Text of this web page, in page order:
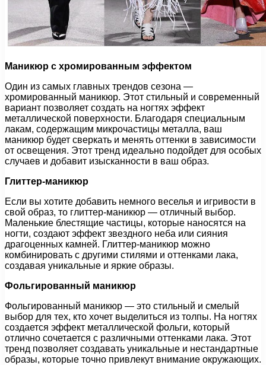
Маникюр с хромированным эффектом
Один из самых главных трендов сезона —
хромированный маникюр. Этот стильный и современный
вариант позволяет создать на ногтях эффект
металлической поверхности. Благодаря специальным
лакам, содержащим микрочастицы металла, ваш
маникюр будет сверкать и менять оттенки в зависимости
от освещения. Этот тренд идеально подойдет для особых
случаев и добавит изысканности в ваш образ.
Глиттер-маникюр
Если вы хотите добавить немного веселья и игривости в
свой образ, то глиттер-маникюр — отличный выбор.
Маленькие блестящие частицы, которые наносятся на
ногти, создают эффект звездного неба или сияния
драгоценных камней. Глиттер-маникюр можно
комбинировать с другими стилями и оттенками лака,
создавая уникальные и яркие образы.
Фольгированный маникюр
Фольгированный маникюр — это стильный и смелый
выбор для тех, кто хочет выделиться из толпы. На ногтях
создается эффект металлической фольги, который
отлично сочетается с различными оттенками лака. Этот
тренд позволяет создавать уникальные и нестандартные
образы, которые точно привлекут внимание окружающих.